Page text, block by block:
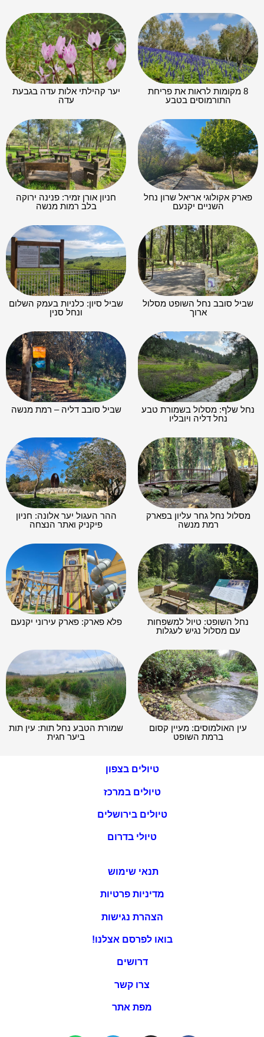
8 מקומות לראות את פריחת
התורמוסים בטבע
יער קהילתי אלות עדה בגבעת
עדה
פארק אקולוגי אריאל שרון נחל
השניים יקנעם
חניון אורן זמיר: פנינה ירוקה
בלב רמות מנשה
שביל סובב נחל השופט מסלול
ארוך
שביל סיון: כלניות בעמק השלום
ונחל סנין
נחל שלף: מסלול בשמורת טבע
נחל דליה ויובליו
שביל סובב דליה – רמת מנשה
מסלול נחל גחר עליון בפארק
רמת מנשה
ההר העגול יער אלונה: חניון
פיקניק ואתר הנצחה
נחל השופט: טיול למשפחות
עם מסלול נגיש לעגלות
פלא פארק: פארק עירוני יקנעם
עין האולמוסים: מעיין קסום
ברמת השופט
שמורת הטבע נחל תות: עין תות
ביער חגית
טיולים בצפון
טיולים במרכז
טיולים בירושלים
טיולי בדרום
תנאי שימוש
מדיניות פרטיות
הצהרת נגישות
בואו לפרסם אצלנו!
דרושים
צרו קשר
מפת אתר